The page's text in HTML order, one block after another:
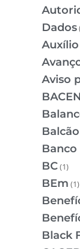
Dados
Auxílio
Aviso
BACEN
Banco
BC(1)
BEm (1)
Black